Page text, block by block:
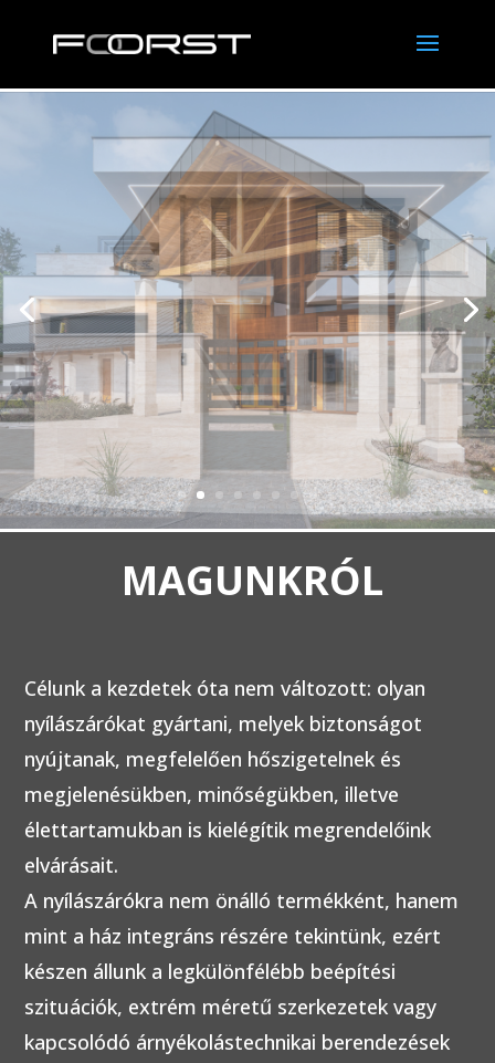
MAGUNKRÓL
Célunk a kezdetek óta nem változott: olyan
nyílászárókat gyártani, melyek biztonságot
nyújtanak, megfelelően hőszigetelnek és
megjelenésükben, minőségükben, illetve
élettartamukban is kielégítik megrendelőink
elvárásait.
A nyílászárókra nem önálló termékként, hanem
mint a ház integráns részére tekintünk, ezért
készen állunk a legkülönfélébb beépítési
szituációk, extrém méretű szerkezetek vagy
kapcsolódó árnyékolástechnikai berendezések